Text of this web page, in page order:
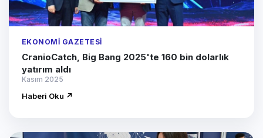
EKONOMI GAZETESI
CranioCatch, Big Bang 2025'te 160 bin dolarlık
yatırım aldı
Kasım 2025
Haberi Oku ↗